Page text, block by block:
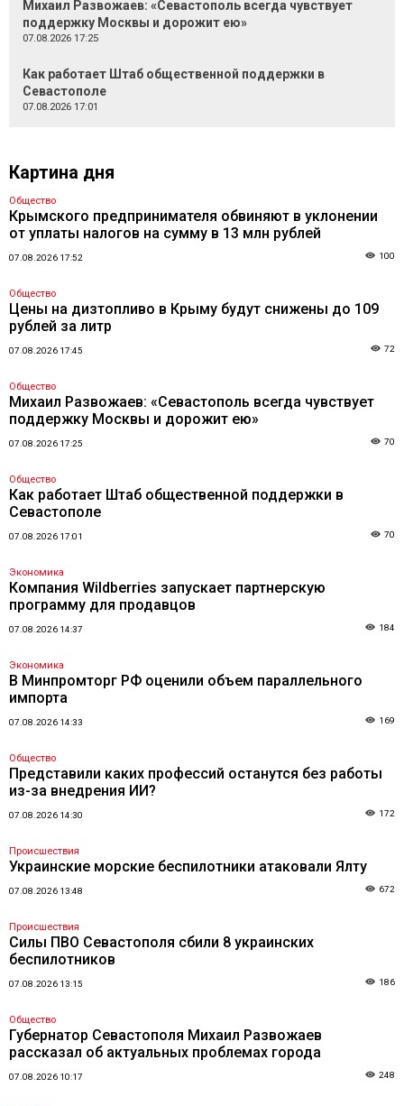
Михаил Развожаев: «Севастополь всегда чувствует
поддержку Москвы и дорожит ею»
07.08.2026 17:25
Как работает Штаб общественной поддержки в
Севастополе
07.08.2026 17:01
Картина дня
Общество
Крымского предпринимателя обвиняют в уклонении
от уплаты налогов на сумму в 13 млн рублей
07.08.2026 17:52 100
Общество
Цены на дизтопливо в Крыму будут снижены до 109
рублей за литр
07.08.2026 17:45 72
Общество
Михаил Развожаев: «Севастополь всегда чувствует
поддержку Москвы и дорожит ею»
07.08.2026 17:25 70
Общество
Как работает Штаб общественной поддержки в
Севастополе
07.08.2026 17:01 70
Экономика
Компания Wildberries запускает партнерскую
программу для продавцов
07.08.2026 14:37 184
Экономика
В Минпромторг РФ оценили объем параллельного
импорта
07.08.2026 14:33 169
Общество
Представили каких профессий останутся без работы
из-за внедрения ИИ?
07.08.2026 14:30 172
Происшествия
Украинские морские беспилотники атаковали Ялту
07.08.2026 13:48 672
Происшествия
Силы ПВО Севастополя сбили 8 украинских
беспилотников
07.08.2026 13:15 186
Общество
Губернатор Севастополя Михаил Развожаев
рассказал об актуальных проблемах города
07.08.2026 10:17 248